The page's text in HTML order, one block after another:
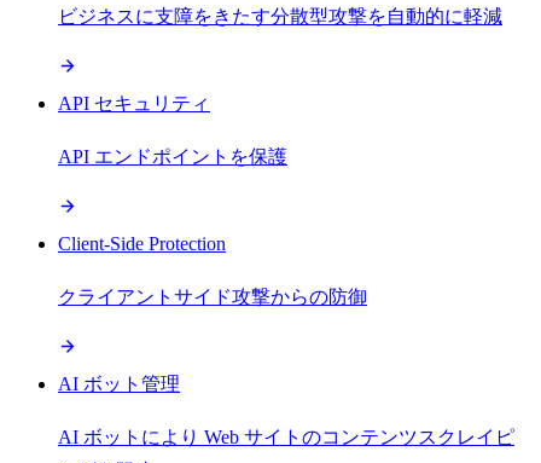
ビジネスに支障をきたす分散型攻撃を自動的に軽減
API セキュリティ
API エンドポイントを保護
Client-Side Protection
クライアントサイド攻撃からの防御
AI ボット管理
AI ボットにより Web サイトのコンテンツスクレイピ